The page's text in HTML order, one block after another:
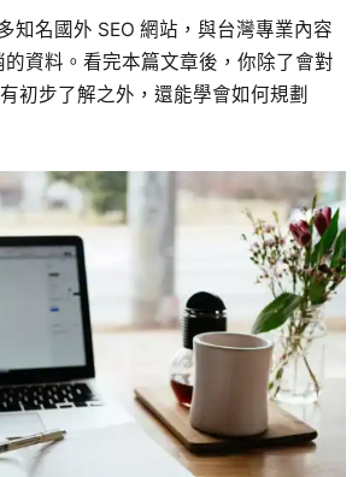
知名國外 SEO 網站，與台灣專業內容
資料。看完本篇文章後，你除了會對
初步了解之外，還能學會如何規劃